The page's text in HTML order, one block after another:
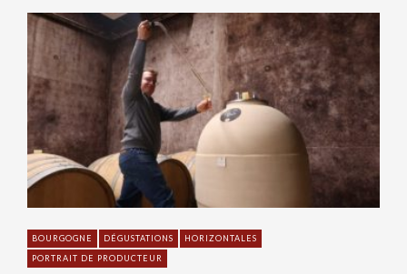
BOURGOGNE DÉGUSTATIONS
HORIZONTALES
PORTRAIT DE PRODUCTEUR